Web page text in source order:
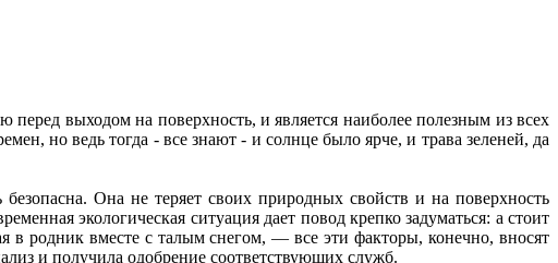
выходом на поверхность, и является наиболее полезным из всех
но ведь тогда - все знают - и солнце было ярче, и трава зеленей, да
Она не теряет своих природных свойств и на поверхность
экологическая ситуация дает повод крепко задуматься: а стоит
в родник вместе с талым снегом, — все эти факторы, конечно, вносят
и получила одобрение соответствующих служб.